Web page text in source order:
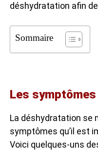
déshydratation afin
Sommaire
Les
La déshydratation se
symptômes qu’il est
Voici quelques-uns